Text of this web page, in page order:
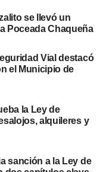
se llevó un
Poceada Chaqueña
Vial destacó
el Municipio de
la Ley de
alquileres y
sanción a la Ley de